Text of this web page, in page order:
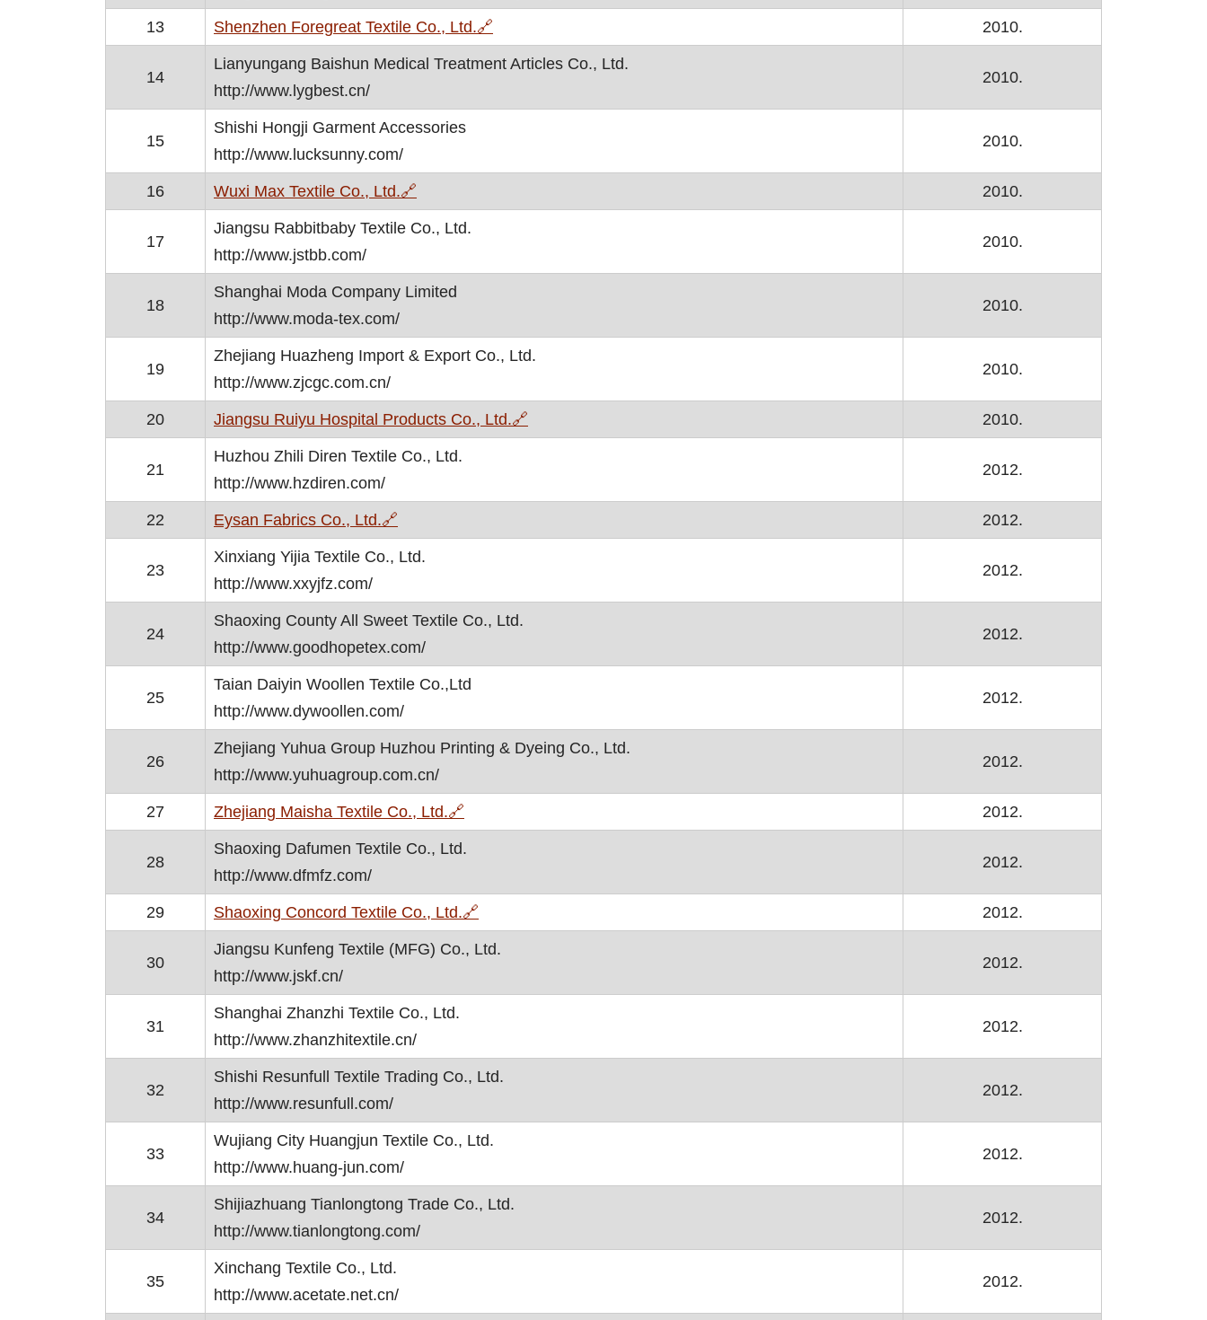
13 Shenzhen Foregreat Textile Co., Ltd.🔗 2010.
14
Lianyungang Baishun Medical Treatment Articles Co., Ltd.
http://www.lygbest.cn/
2010.
15
Shishi Hongji Garment Accessories
http://www.lucksunny.com/
2010.
16 Wuxi Max Textile Co., Ltd.🔗 2010.
17
Jiangsu Rabbitbaby Textile Co., Ltd.
http://www.jstbb.com/
2010.
18
Shanghai Moda Company Limited
http://www.moda-tex.com/
2010.
19
Zhejiang Huazheng Import & Export Co., Ltd.
http://www.zjcgc.com.cn/
2010.
20 Jiangsu Ruiyu Hospital Products Co., Ltd.🔗 2010.
21
Huzhou Zhili Diren Textile Co., Ltd.
http://www.hzdiren.com/
2012.
22 Eysan Fabrics Co., Ltd.🔗 2012.
23
Xinxiang Yijia Textile Co., Ltd.
http://www.xxyjfz.com/
2012.
24
Shaoxing County All Sweet Textile Co., Ltd.
http://www.goodhopetex.com/
2012.
25
Taian Daiyin Woollen Textile Co.,Ltd
http://www.dywoollen.com/
2012.
26
Zhejiang Yuhua Group Huzhou Printing & Dyeing Co., Ltd.
http://www.yuhuagroup.com.cn/
2012.
27 Zhejiang Maisha Textile Co., Ltd.🔗 2012.
28
Shaoxing Dafumen Textile Co., Ltd.
http://www.dfmfz.com/
2012.
29 Shaoxing Concord Textile Co., Ltd.🔗 2012.
30
Jiangsu Kunfeng Textile (MFG) Co., Ltd.
http://www.jskf.cn/
2012.
31
Shanghai Zhanzhi Textile Co., Ltd.
http://www.zhanzhitextile.cn/
2012.
32
Shishi Resunfull Textile Trading Co., Ltd.
http://www.resunfull.com/
2012.
33
Wujiang City Huangjun Textile Co., Ltd.
http://www.huang-jun.com/
2012.
34
Shijiazhuang Tianlongtong Trade Co., Ltd.
http://www.tianlongtong.com/
2012.
35
Xinchang Textile Co., Ltd.
http://www.acetate.net.cn/
2012.